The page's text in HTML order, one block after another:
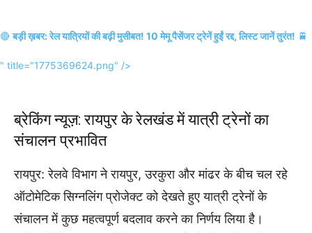
🔴बड़ी ख़बर: रेल यात्रियों की बढ़ी मुसीबत! 10 मेमू पैसेंजर ट्रेनें हुईं रद्द, लिस्ट जानें तुरंत! 🚆
" title="1775369624.png" />
ब्रेकिंग न्यूज़: रायपुर के रेलखंड में यात्री ट्रेनों का
संचालन प्रभावित
रायपुर: रेलवे विभाग ने रायपुर, उरकुरा और मांढर के बीच चल रहे
ऑटोमेटिक सिग्नलिंग प्रोजेक्ट को देखते हुए यात्री ट्रेनों के
संचालन में कुछ महत्वपूर्ण बदलाव करने का निर्णय लिया है।